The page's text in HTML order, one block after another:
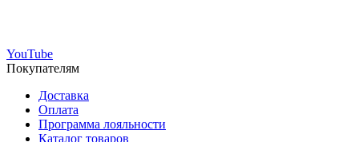
YouTube
Покупателям
Доставка
Оплата
Программа лояльности
Каталог товаров